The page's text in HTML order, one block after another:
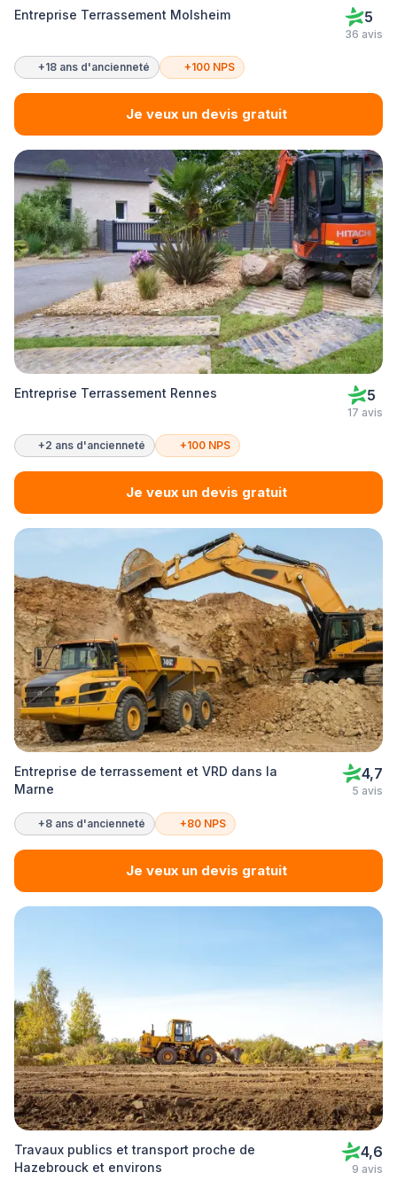
Entreprise Terrassement Molsheim 5
36 avis
+18 ans d'ancienneté +100 NPS
Je veux un devis gratuit
Entreprise Terrassement Rennes 5
17 avis
+2 ans d'ancienneté +100 NPS
Je veux un devis gratuit
Entreprise de terrassement et VRD dans la
Marne
4,7
5 avis
+8 ans d'ancienneté +80 NPS
Je veux un devis gratuit
Travaux publics et transport proche de
Hazebrouck et environs
4,6
9 avis